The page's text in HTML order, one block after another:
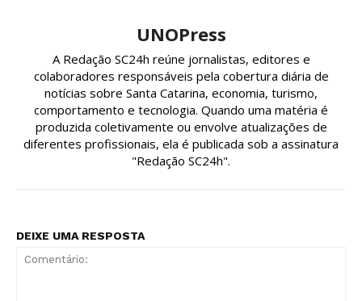
UNOPress
A Redação SC24h reúne jornalistas, editores e
colaboradores responsáveis pela cobertura diária de
notícias sobre Santa Catarina, economia, turismo,
comportamento e tecnologia. Quando uma matéria é
produzida coletivamente ou envolve atualizações de
diferentes profissionais, ela é publicada sob a assinatura
"Redação SC24h".
DEIXE UMA RESPOSTA